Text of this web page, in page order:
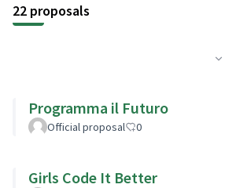
22 proposals
Programma il Futuro
Official proposal 0
Girls Code It Better